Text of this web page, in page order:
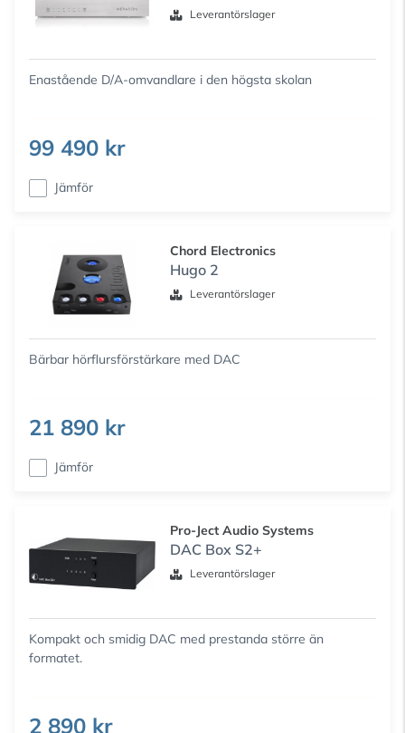
Leverantörslager
Enastående D/A-omvandlare i den högsta skolan
99 490 kr
Jämför
Chord Electronics
Hugo 2
Leverantörslager
Bärbar hörflursförstärkare med DAC
21 890 kr
Jämför
Pro-Ject Audio Systems
DAC Box S2+
Leverantörslager
Kompakt och smidig DAC med prestanda större än
formatet.
2 890 kr